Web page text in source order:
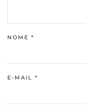
NOME *
E-MAIL *